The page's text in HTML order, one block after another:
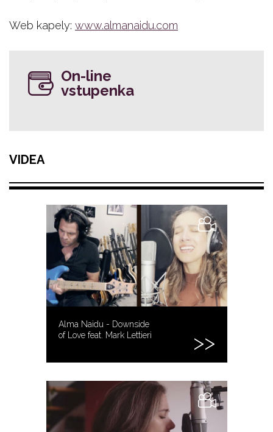
Web kapely: www.almanaidu.com
On-line
vstupenka
VIDEA
Alma Naidu - Downside
of Love feat. Mark Lettieri